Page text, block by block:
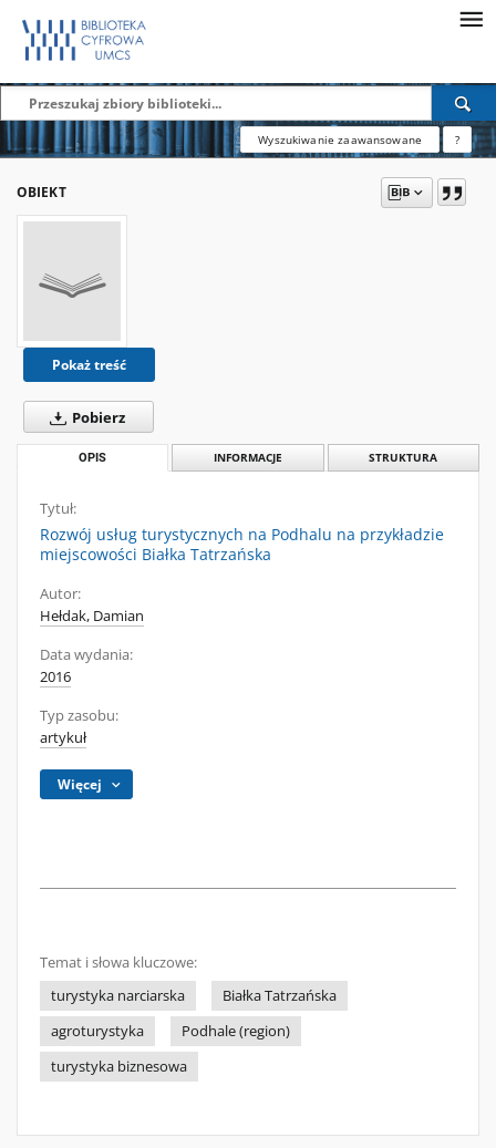
Wyszukiwanie zaawansowane ?
OBIEKT
Pokaż treść
Pobierz
OPIS INFORMACJE STRUKTURA
Tytuł:
Rozwój usług turystycznych na Podhalu na przykładzie
miejscowości Białka Tatrzańska
Autor:
Hełdak, Damian
Data wydania:
2016
Typ zasobu:
artykuł
Więcej
Temat i słowa kluczowe:
turystyka narciarska
Białka Tatrzańska
agroturystyka
Podhale (region)
turystyka biznesowa